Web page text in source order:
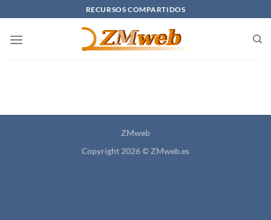
al
contenido
RECURSOS COMPARTIDOS
ZMweb
Copyright 2026 © ZMweb.es